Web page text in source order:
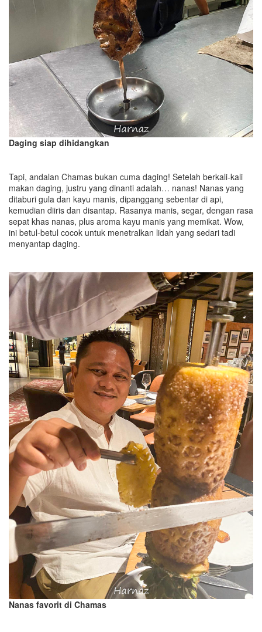
Daging siap dihidangkan
Tapi, andalan Chamas bukan cuma daging! Setelah berkali-kali
makan daging, justru yang dinanti adalah… nanas! Nanas yang
ditaburi gula dan kayu manis, dipanggang sebentar di api,
kemudian diiris dan disantap. Rasanya manis, segar, dengan rasa
sepat khas nanas, plus aroma kayu manis yang memikat. Wow,
ini betul-betul cocok untuk menetralkan lidah yang sedari tadi
menyantap daging.
Nanas favorit di Chamas